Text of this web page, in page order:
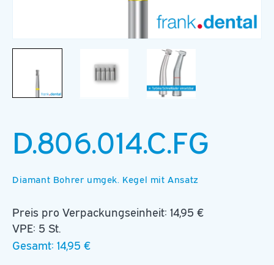
1
D.806.014.C.FG
Diamant Bohrer umgek. Kegel mit Ansatz
Preis pro Verpackungseinheit: 14,95 €
VPE: 5 St.
Gesamt: 14,95 €